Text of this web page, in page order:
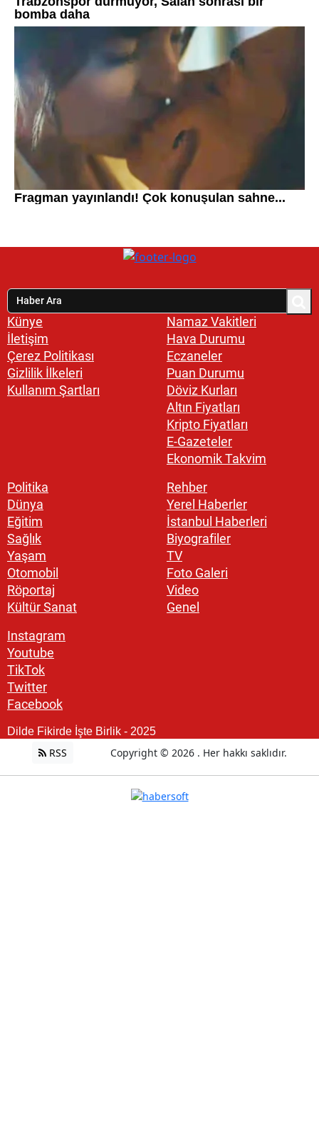
Künye
İletişim
Çerez Politikası
Gizlilik İlkeleri
Kullanım Şartları
Namaz Vakitleri
Hava Durumu
Eczaneler
Puan Durumu
Döviz Kurları
Altın Fiyatları
Kripto Fiyatları
E-Gazeteler
Ekonomik Takvim
Politika
Dünya
Eğitim
Sağlık
Yaşam
Otomobil
Röportaj
Kültür Sanat
Rehber
Yerel Haberler
İstanbul Haberleri
Biyografiler
TV
Foto Galeri
Video
Genel
Instagram
Youtube
TikTok
Twitter
Facebook
Dilde Fikirde İşte Birlik - 2025
RSS Copyright © 2026 . Her hakkı saklıdır.